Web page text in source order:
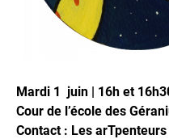
Mardi 1 juin | 16h et
Cour de l’école des
Contact : Les